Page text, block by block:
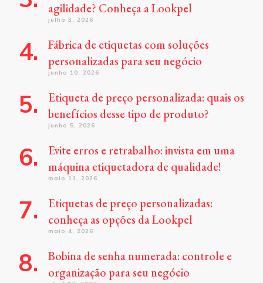
agilidade? Conheça a Lookpel
julho 3, 2026
Fábrica de etiquetas com soluções
personalizadas para seu negócio
junho 10, 2026
Etiqueta de preço personalizada: quais os
benefícios desse tipo de produto?
junho 5, 2026
Evite erros e retrabalho: invista em uma
máquina etiquetadora de qualidade!
maio 11, 2026
Etiquetas de preço personalizadas:
conheça as opções da Lookpel
maio 4, 2026
Bobina de senha numerada: controle e
organização para seu negócio